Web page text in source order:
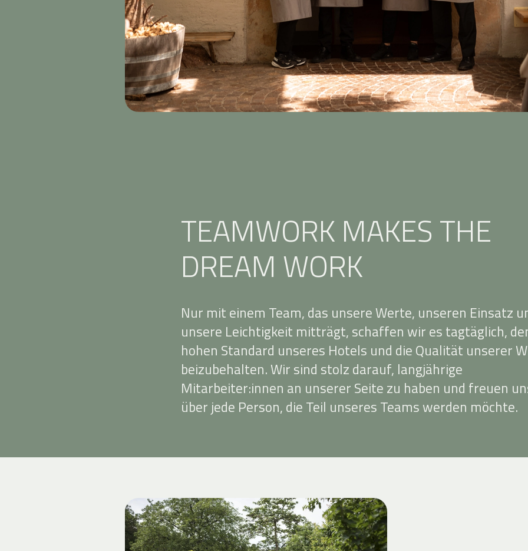
TEAMWORK MAKES THE
DREAM WORK
Nur mit einem Team, das unsere Werte, unseren Einsatz
unsere Leichtigkeit mitträgt, schaffen wir es tagtäglich,
hohen Standard unseres Hotels und die Qualität unserer
beizubehalten. Wir sind stolz darauf, langjährige
Mitarbeiter:innen an unserer Seite zu haben und freuen
über jede Person, die Teil unseres Teams werden möchte.